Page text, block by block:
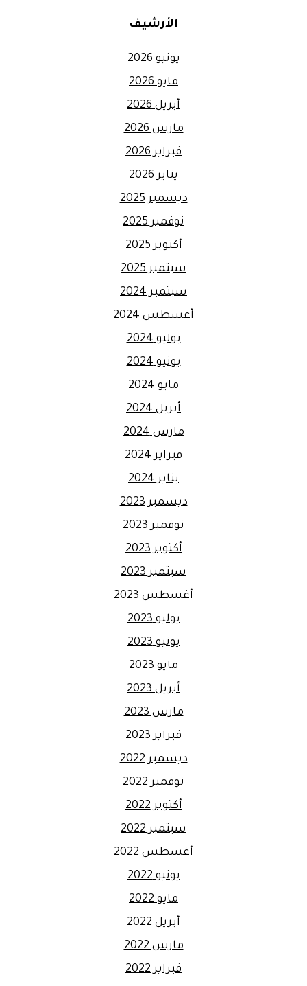
الأرشيف
يونيو 2026
مايو 2026
أبريل 2026
مارس 2026
فبراير 2026
يناير 2026
ديسمبر 2025
نوفمبر 2025
أكتوبر 2025
سبتمبر 2025
سبتمبر 2024
أغسطس 2024
يوليو 2024
يونيو 2024
مايو 2024
أبريل 2024
مارس 2024
فبراير 2024
يناير 2024
ديسمبر 2023
نوفمبر 2023
أكتوبر 2023
سبتمبر 2023
أغسطس 2023
يوليو 2023
يونيو 2023
مايو 2023
أبريل 2023
مارس 2023
فبراير 2023
ديسمبر 2022
نوفمبر 2022
أكتوبر 2022
سبتمبر 2022
أغسطس 2022
يونيو 2022
مايو 2022
أبريل 2022
مارس 2022
فبراير 2022